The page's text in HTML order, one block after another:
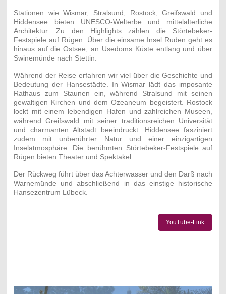
Stationen wie Wismar, Stralsund, Rostock, Greifswald und
Hiddensee bieten UNESCO-Welterbe und mittelalterliche
Architektur. Zu den Highlights zählen die Störtebeker-
Festspiele auf Rügen. Über die einsame Insel Ruden geht es
hinaus auf die Ostsee, an Usedoms Küste entlang und über
Swinemünde nach Stettin.
Während der Reise erfahren wir viel über die Geschichte und
Bedeutung der Hansestädte. In Wismar lädt das imposante
Rathaus zum Staunen ein, während Stralsund mit seinen
gewaltigen Kirchen und dem Ozeaneum begeistert. Rostock
lockt mit einem lebendigen Hafen und zahlreichen Museen,
während Greifswald mit seiner traditionsreichen Universität
und charmanten Altstadt beeindruckt. Hiddensee fasziniert
zudem mit unberührter Natur und einer einzigartigen
Inselatmosphäre. Die berühmten Störtebeker-Festspiele auf
Rügen bieten Theater und Spektakel.
Der Rückweg führt über das Achterwasser und den Darß nach
Warnemünde und abschließend in das einstige historische
Hansezentrum Lübeck.
YouTube-Link